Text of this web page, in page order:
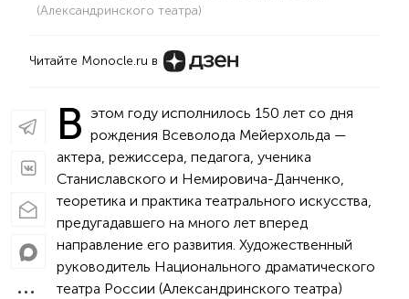
(Александринского театра)
Читайте Monocle.ru в
В этом году исполнилось 150 лет со дня
рождения Всеволода Мейерхольда —
актера, режиссера, педагога, ученика
Станиславского и Немировича-Данченко,
теоретика и практика театрального искусства,
предугадавшего на много лет вперед
направление его развития. Художественный
руководитель Национального драматического
театра России (Александринского театра)